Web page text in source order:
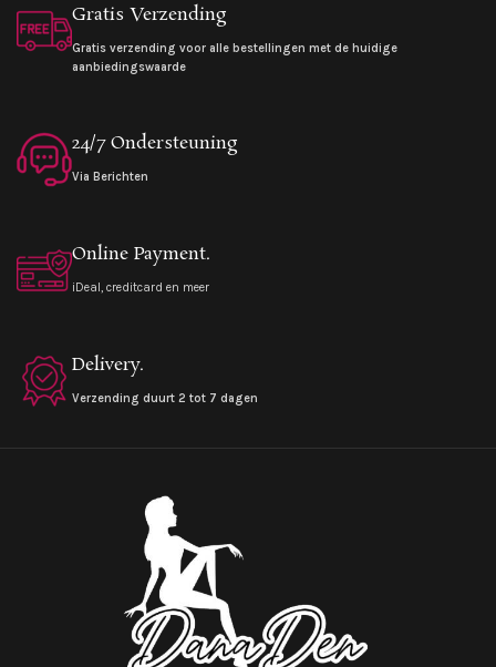
Gratis Verzending
Gratis verzending voor alle bestellingen met de huidige
aanbiedingswaarde
24/7 Ondersteuning
Via Berichten
Online Payment.
iDeal, creditcard en meer
Delivery.
Verzending duurt 2 tot 7 dagen